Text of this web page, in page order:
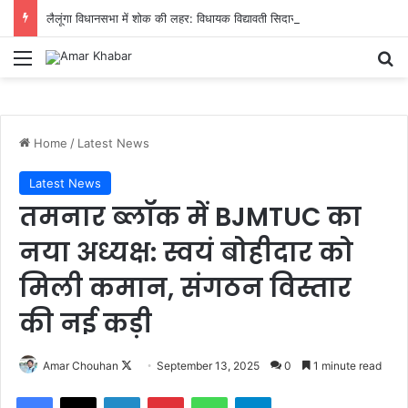
Menu
Home / Latest News
Latest News
तमनार ब्लॉक में BJMTUC का
नया अध्यक्ष: स्वयं बोहीदार को
मिली कमान, संगठन विस्तार
की नई कड़ी
Amar Chouhan
FollowSeptember 13, 2025 0 1 minute read
Facebook
X LinkedInPinterestWhatsAppTelegram